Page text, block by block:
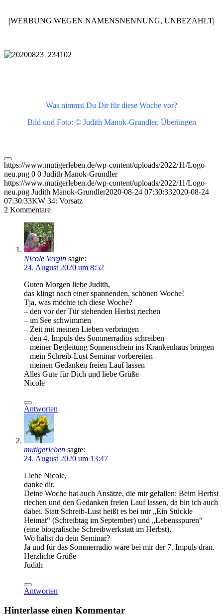
|WERBUNG WEGEN NAMENSNENNUNG, UNBEZAHLT|
Was nimmst Du Dir für diese Woche vor?
Bild und Foto: © Judith Manok-Grundler, Überlingen
https://www.mutigerleben.de/wp-content/uploads/2022/11/Logo-
neu.png 0 0 Judith Manok-Grundler
https://www.mutigerleben.de/wp-content/uploads/2022/11/Logo-
neu.png Judith Manok-Grundler2020-08-24 07:30:332020-08-24
07:30:33KW 34: Vorsatz
2 Kommentare
Nicole Vergin sagte:
24. August 2020 um 8:52
Guten Morgen liebe Judith,
das klingt nach einer spannenden, schönen Woche!
Tja, was möchte ich diese Woche?
– den vor der Tür stehenden Herbst riechen
– im See schwimmen
– Zeit mit meinen Lieben verbringen
– den 4. Impuls des Sommerradios schreiben
– meiner Begleitung Sonnenschein ins Krankenhaus bringen
– mein Schreib-Lust Seminar vorbereiten
– meinen Gedanken freien Lauf lassen
Alles Gute für Dich und liebe Grüße
Nicole
Antworten
mutigerleben sagte:
24. August 2020 um 13:47
Liebe Nicole,
danke dir.
Deine Woche hat auch Ansätze, die mir gefallen: Beim Herbst
riechen und den Gedanken freien Lauf lassen, da bin ich auch
dabei. Statt Schreib-Lust heißt es bei mir „Ein Stückle
Heimat“ (Schreibtag im September) und „Lebensspuren“
(eine biografische Schreibwerkstatt im Herbst).
Wo hältst du dein Seminar?
Ja und für das Sommerradio wäre bei mir der 7. Impuls dran.
Herzliche Grüße
Judith
Antworten
Hinterlasse einen Kommentar